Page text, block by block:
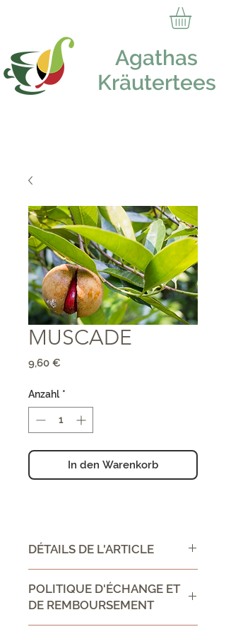
Agathas
Kräutertees
MUSCADE
9,60 €
Anzahl *
In den Warenkorb
DÉTAILS DE L'ARTICLE
DIRECTIONS FOR USE :
Ingrédient:
POLITIQUE D'ÉCHANGE ET
DE REMBOURSEMENT